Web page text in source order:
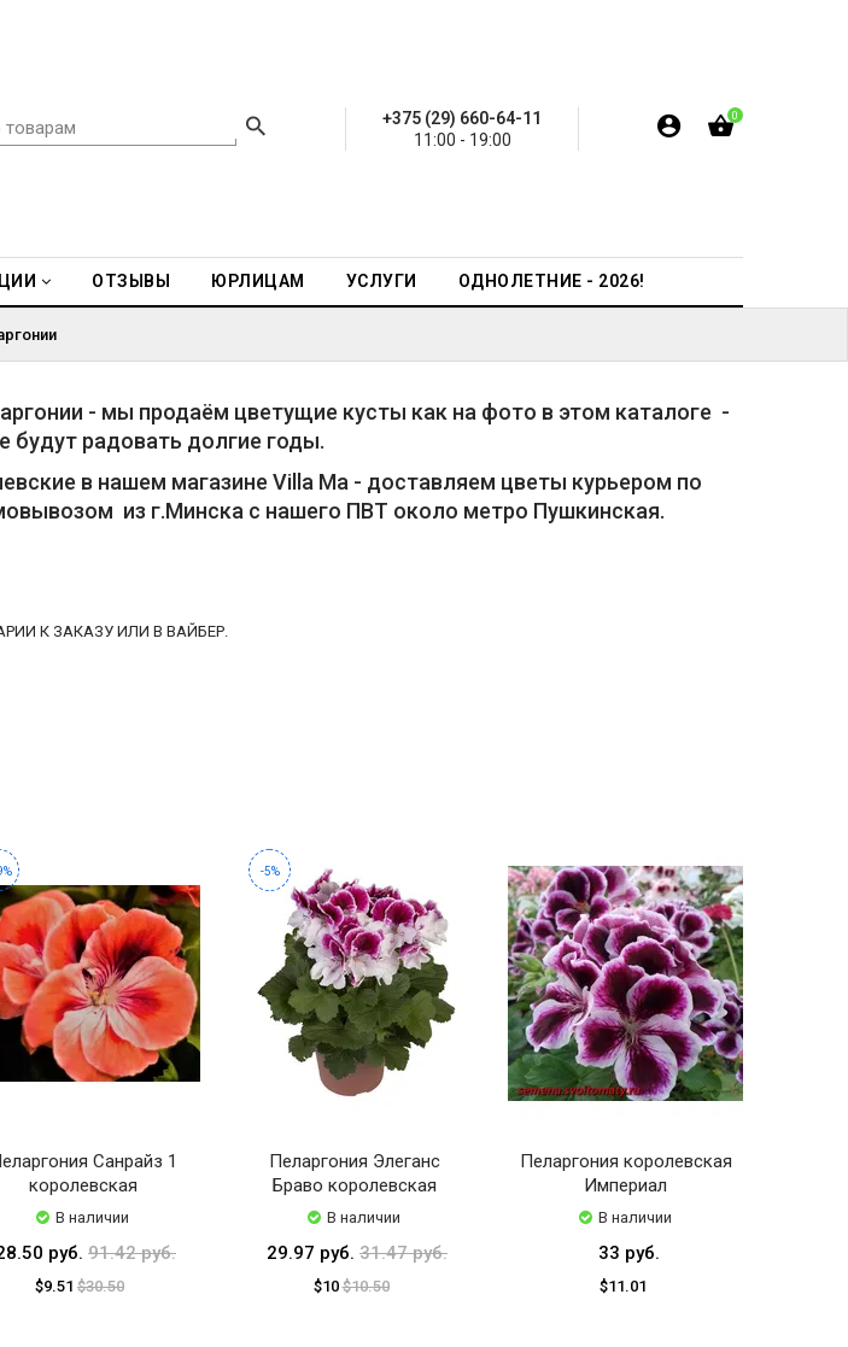
+375 (29) 660-64-11
11:00 - 19:00
0
ОТЗЫВЫ ЮРЛИЦАМ УСЛУГИ ОДНОЛЕТНИЕ - 2026!
- мы продаём цветущие кусты как на фото в этом каталоге -
радовать долгие годы.
в нашем магазине Villa Ma - доставляем цветы курьером по
из г.Минска с нашего ПВТ около метро Пушкинская.
К ЗАКАЗУ ИЛИ В ВАЙБЕР.
Санрайз 1
королевская
В наличии
руб. 91.42 руб.
$9.51 $30.50
-5%
Пеларгония Элеганс
Браво королевская
В наличии
29.97 руб. 31.47 руб.
$10$10.50
Пеларгония королевская
Империал
В наличии
33 руб.
$11.01